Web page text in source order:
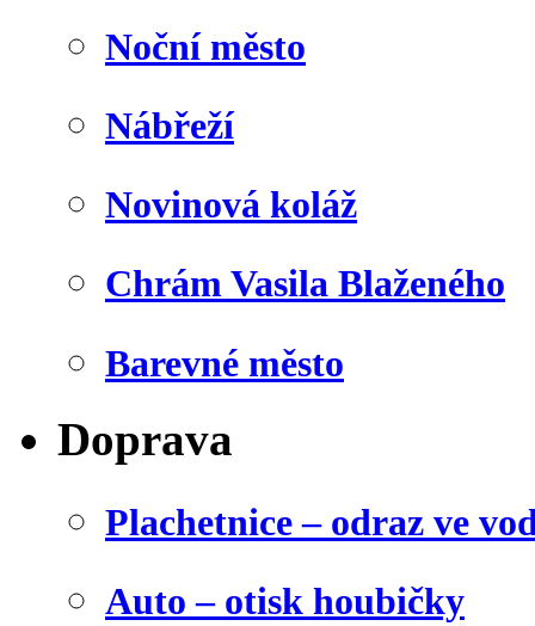
Noční město
Nábřeží
Novinová koláž
Chrám Vasila Blaženého
Barevné město
Doprava
Plachetnice – odraz ve
Auto – otisk houbičky